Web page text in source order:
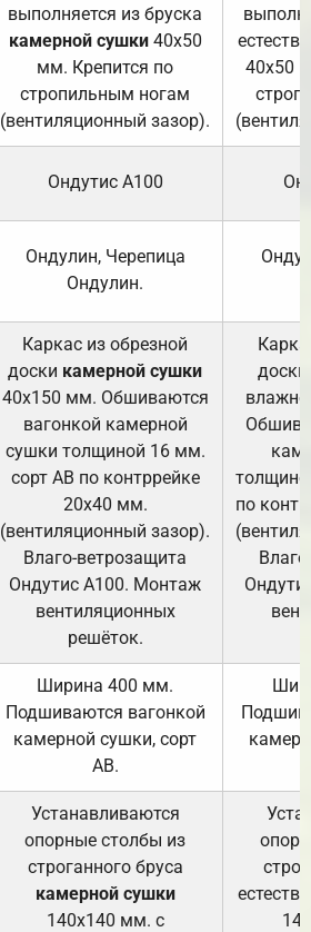
выполняется из бруска
камерной сушки40х50
мм. Крепится по
стропильным ногам
(вентиляционный зазор).
40х50
Ондутис А100
Ондулин, Черепица
Ондулин.
Каркас из обрезной
доски камерной сушки
40х150 мм. Обшиваются
вагонкой камерной
сушки толщиной 16 мм.
сорт АВ по контррейке
20х40 мм.
(вентиляционный зазор).
Влаго-ветрозащита
Ондутис А100. Монтаж
вентиляционных
решёток.
доски
по
Ширина 400 мм.
Подшиваются вагонкой
камерной сушки, сорт
АВ.
Устанавливаются
опорные столбы из
строганного бруса
камерной сушки
140х140 мм. с